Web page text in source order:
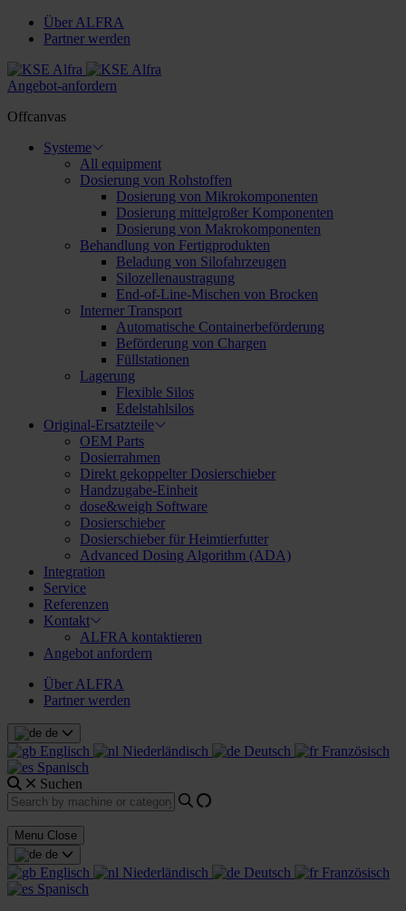
Über ALFRA
Partner werden
Angebot-anfordern
Offcanvas
Systeme
All equipment
Dosierung von Rohstoffen
Dosierung von Mikrokomponenten
Dosierung mittelgroßer Komponenten
Dosierung von Makrokomponenten
Behandlung von Fertigprodukten
Beladung von Silofahrzeugen
Silozellenaustragung
End-of-Line-Mischen von Brocken
Interner Transport
Automatische Containerbeförderung
Beförderung von Chargen
Füllstationen
Lagerung
Flexible Silos
Edelstahlsilos
Original-Ersatzteile
OEM Parts
Dosierrahmen
Direkt gekoppelter Dosierschieber
Handzugabe-Einheit
dose&weigh Software
Dosierschieber
Dosierschieber für Heimtierfutter
Advanced Dosing Algorithm (ADA)
Integration
Service
Referenzen
Kontakt
ALFRA kontaktieren
Angebot anfordern
Über ALFRA
Partner werden
de
Englisch Niederländisch Deutsch
Französisch
Spanisch
Suchen
Menu Close
de
Englisch Niederländisch Deutsch
Französisch
Spanisch